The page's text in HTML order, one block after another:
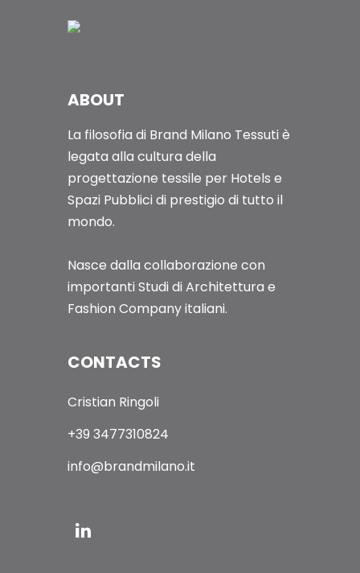
ABOUT
La filosofia di Brand Milano Tessuti è
legata alla cultura della
progettazione tessile per Hotels e
Spazi Pubblici di prestigio di tutto il
mondo.
Nasce dalla collaborazione con
importanti Studi di Architettura e
Fashion Company italiani.
CONTACTS
Cristian Ringoli
+39 3477310824
info@brandmilano.it